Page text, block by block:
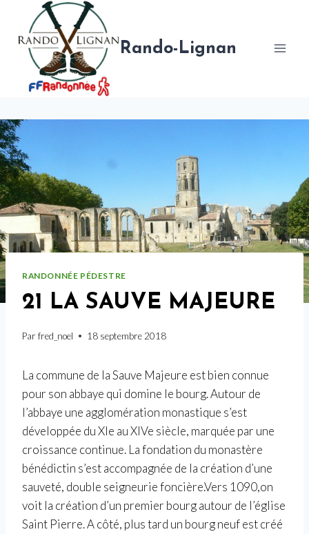
contenu
Rando-Lignan
RANDONNÉE PÉDESTRE
21 LA SAUVE MAJEURE
Par fred_noel 18 septembre 2018
La commune de la Sauve Majeure est bien connue
pour son abbaye qui domine le bourg. Autour de
l’abbaye une agglomération monastique s’est
développée du XIe au XIVe siècle, marquée par une
croissance continue. La fondation du monastère
bénédictin s’est accompagnée de la création d’une
sauveté, double seigneurie foncière.Vers 1090,on
voit la création d’un premier bourg autour de l’église
Saint Pierre. A côté, plus tard un bourg neuf est créé